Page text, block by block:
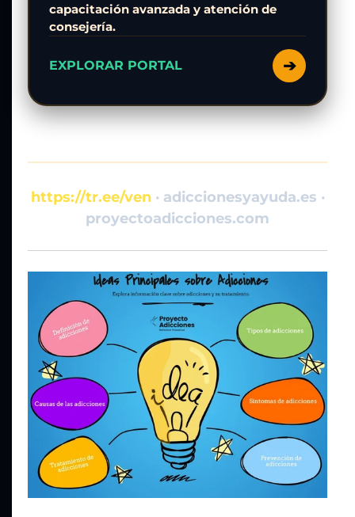
capacitación avanzada y atención de
consejería.
EXPLORAR PORTAL ➔
https://tr.ee/ven· adiccionesyayuda.es ·
proyectoadicciones.com